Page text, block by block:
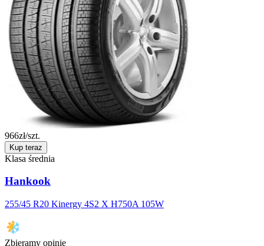
966zł/szt.
Kup teraz
Klasa średnia
Hankook
255/45 R20 Kinergy 4S2 X H750A 105W
Zbieramy opinie